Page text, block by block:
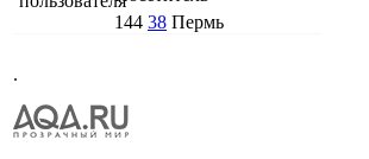
144 38 Пермь
.